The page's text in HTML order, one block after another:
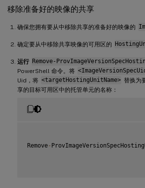
移除准备好的映像的共享
确保您拥有要从中移除共享的准备好的映像的
确定要从中移除共享映像的可用区的
运行 Remove-
PowerShell 命令。将
Uid，将 <targetHostingUnitName> 替换为
享的目标可用区中的托管单元的名称：
Remove-